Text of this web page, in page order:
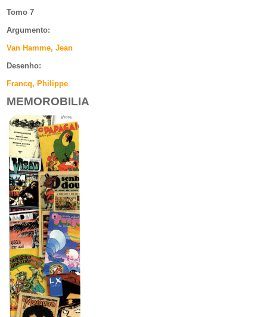
Tomo 7
Argumento:
Van Hamme, Jean
Desenho:
Francq, Philippe
MEMOROBILIA